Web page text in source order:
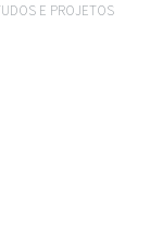
E PROJETOS